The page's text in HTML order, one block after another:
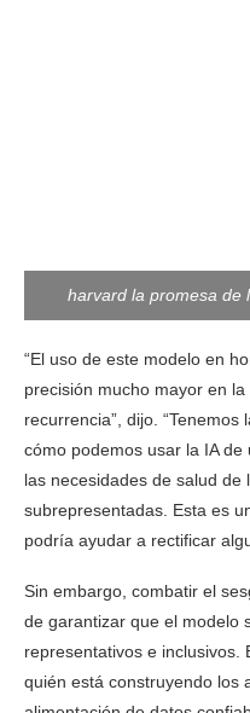
harvard la promesa de
“El uso de este modelo en
precisión mucho mayor en
recurrencia”, dijo.
cómo podemos usar la IA
las necesidades de salud de
subrepresentadas. Esta es
podría ayudar a rectificar
Sin embargo, combatir el
de garantizar que el modelo
representativos e inclusivos.
quién está construyendo los